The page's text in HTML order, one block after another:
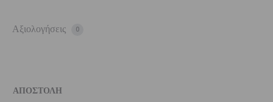
Αξιολογήσεις 0
ΑΠΟΣΤΟΛΗ